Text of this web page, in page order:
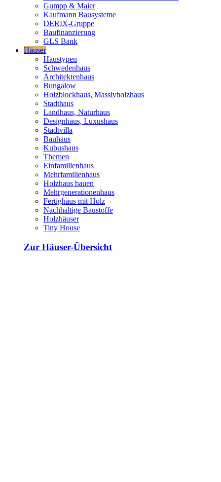
Gumpp & Maier
Kaufmann Bausysteme
DERIX-Gruppe
Baufinanzierung
GLS Bank
Häuser
Haustypen
Schwedenhaus
Architektenhaus
Bungalow
Holzblockhaus, Massivholzhaus
Stadthaus
Landhaus, Naturhaus
Designhaus, Luxushaus
Stadtvilla
Bauhaus
Kubushaus
Themen
Einfamilienhaus
Mehrfamilienhaus
Holzhaus bauen
Mehrgenerationenhaus
Fertighaus mit Holz
Nachhaltige Baustoffe
Holzhäuser
Tiny House
Zur Häuser-Übersicht